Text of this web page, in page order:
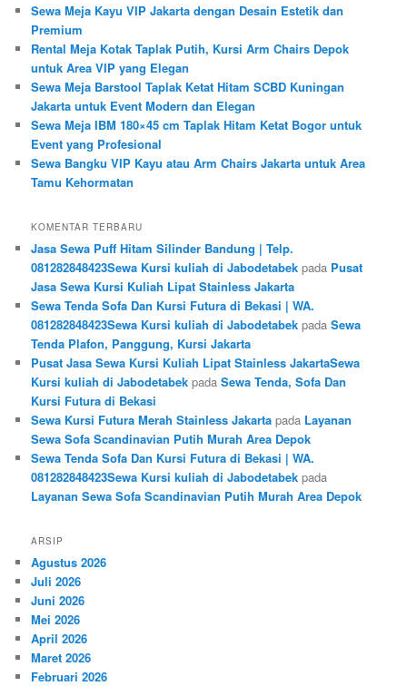
Sewa Meja Kayu VIP Jakarta dengan Desain Estetik dan
Premium
Rental Meja Kotak Taplak Putih, Kursi Arm Chairs Depok
untuk Area VIP yang Elegan
Sewa Meja Barstool Taplak Ketat Hitam SCBD Kuningan
Jakarta untuk Event Modern dan Elegan
Sewa Meja IBM 180×45 cm Taplak Hitam Ketat Bogor untuk
Event yang Profesional
Sewa Bangku VIP Kayu atau Arm Chairs Jakarta untuk Area
Tamu Kehormatan
KOMENTAR TERBARU
Jasa Sewa Puff Hitam Silinder Bandung | Telp.
081282848423Sewa Kursi kuliah di Jabodetabek pada Pusat
Jasa Sewa Kursi Kuliah Lipat Stainless Jakarta
Sewa Tenda Sofa Dan Kursi Futura di Bekasi | WA.
081282848423Sewa Kursi kuliah di Jabodetabek padaSewa
Tenda Plafon, Panggung, Kursi Jakarta
Pusat Jasa Sewa Kursi Kuliah Lipat Stainless JakartaSewa
Kursi kuliah di Jabodetabek padaSewa Tenda, Sofa Dan
Kursi Futura di Bekasi
Sewa Kursi Futura Merah Stainless Jakarta pada Layanan
Sewa Sofa Scandinavian Putih Murah Area Depok
Sewa Tenda Sofa Dan Kursi Futura di Bekasi | WA.
081282848423Sewa Kursi kuliah di Jabodetabek pada
Layanan Sewa Sofa Scandinavian Putih Murah Area Depok
ARSIP
Agustus 2026
Juli 2026
Juni 2026
Mei 2026
April 2026
Maret 2026
Februari 2026